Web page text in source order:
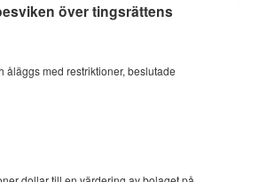
över tingsrättens
åläggs med restriktioner, beslutade